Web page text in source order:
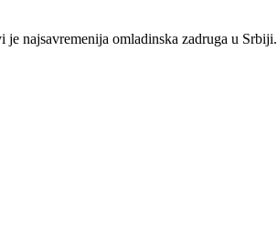
najsavremenija omladinska zadruga u Srbiji.